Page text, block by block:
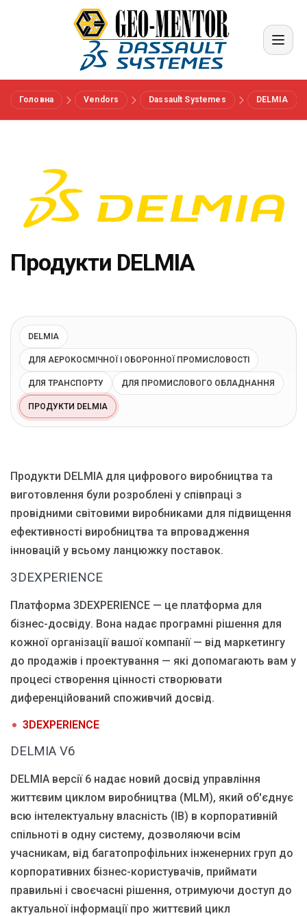
Меню
Референси
Язык
EN UA RU DE IT
Зв'язатися
Головна Vendors Dassault Systemes DELMIA
Продукти DELMIA
DELMIA
ДЛЯ АЕРОКОСМІЧНОЇ І ОБОРОННОЇ ПРОМИСЛОВОСТІ
ДЛЯ ТРАНСПОРТУ ДЛЯ ПРОМИСЛОВОГО ОБЛАДНАННЯ
ПРОДУКТИ DELMIA
Продукти DELMIA для цифрового виробництва та
виготовлення були розроблені у співпраці з
провідними світовими виробниками для підвищення
ефективності виробництва та впровадження
інновацій у всьому ланцюжку поставок.
3DEXPERIENCE
Платформа 3DEXPERIENCE — це платформа для
бізнес-досвіду. Вона надає програмні рішення для
кожної організації вашої компанії — від маркетингу
до продажів і проектування — які допомагають вам у
процесі створення цінності створювати
диференційований споживчий досвід.
3DEXPERIENCE
DELMIA V6
DELMIA версії 6 надає новий досвід управління
життєвим циклом виробництва (MLM), який об'єднує
всю інтелектуальну власність (ІВ) в корпоративній
спільноті в одну систему, дозволяючи всім
учасникам, від багатопрофільних інженерних груп до
корпоративних бізнес-користувачів, приймати
правильні і своєчасні рішення, отримуючи доступ до
актуальної інформації про життєвий цикл